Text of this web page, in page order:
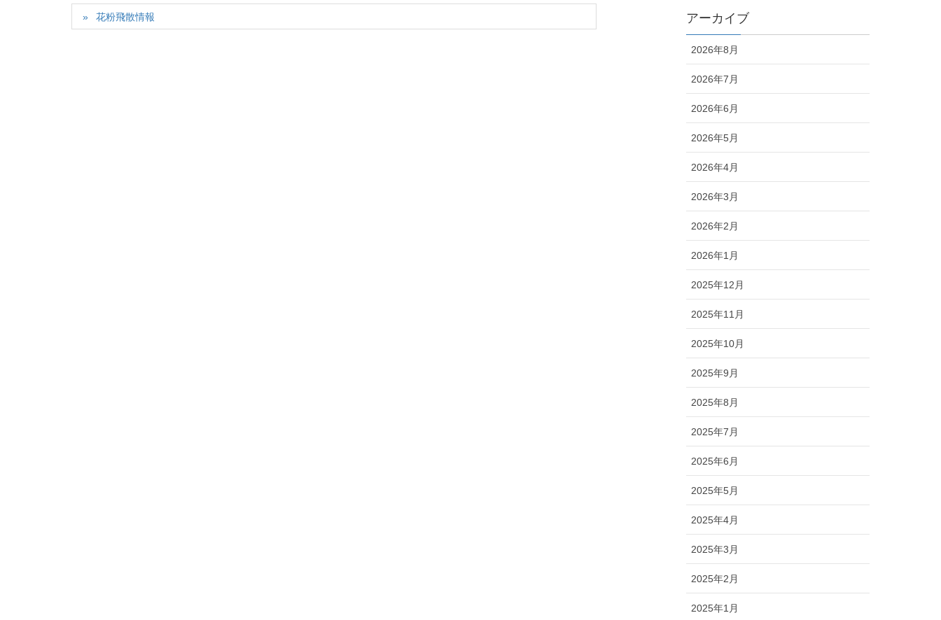
花粉飛散情報 アーカイブ
2026年8月
2026年7月
2026年6月
2026年5月
2026年4月
2026年3月
2026年2月
2026年1月
2025年12月
2025年11月
2025年10月
2025年9月
2025年8月
2025年7月
2025年6月
2025年5月
2025年4月
2025年3月
2025年2月
2025年1月